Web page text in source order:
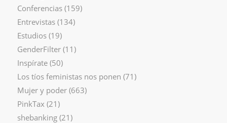
Conferencias(159)
Entrevistas(134)
Estudios(19)
GenderFilter(11)
Inspírate(50)
Los tíos feministas nos ponen (71)
Mujer y poder(663)
PinkTax (21)
shebanking(21)